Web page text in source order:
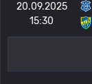
20.09.2025
15:30